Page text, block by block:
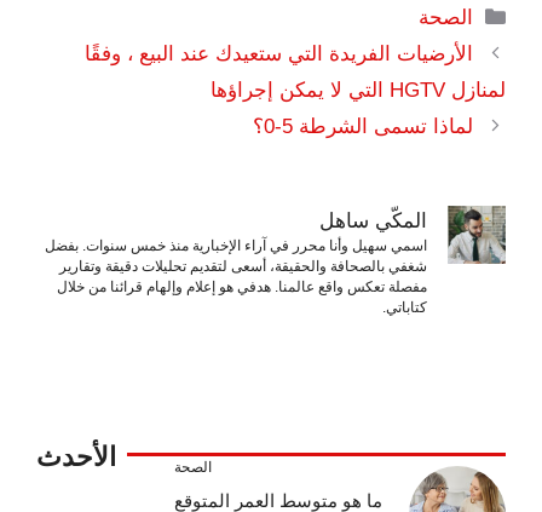
التصنيفات
الصحة
الأرضيات الفريدة التي ستعيدك عند البيع ، وفقًا
لمنازل HGTV التي لا يمكن إجراؤها
لماذا تسمى الشرطة 5-0؟
المكّي ساهل
اسمي سهيل وأنا محرر في آراء الإخبارية منذ خمس سنوات. بفضل
شغفي بالصحافة والحقيقة، أسعى لتقديم تحليلات دقيقة وتقارير
مفصلة تعكس واقع عالمنا. هدفي هو إعلام وإلهام قرائنا من خلال
كتاباتي.
الأحدث الصحة
ما هو متوسط ​​العمر المتوقع